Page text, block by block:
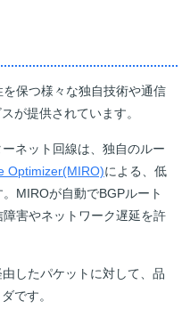
保つ様々な独自技術や通信
が提供されています。
ネット回線は、独自のルー
Optimizer(MIRO)による、低
MIROが自動でBGPルート
害やネットワーク遅延を許
したパケットに対して、品
です。